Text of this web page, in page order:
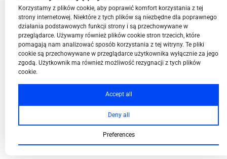
BPN-T Area
BPN-T Offer
Korzystamy z plików cookie, aby poprawić komfort korzystania z tej
strony internetowej. Niektóre z tych plików są niezbędne dla poprawnego
działania podstawowych funkcji strony i są przechowywane w
przeglądarce. Używamy również plików cookie stron trzecich, które
pomagają nam analizować sposób korzystania z tej witryny. Te pliki
cookie są przechowywane w przeglądarce użytkownika wyłącznie za jego
zgodą. Użytkownik ma również możliwość rezygnacji z tych plików
cookie.
Accept all
Deny all
Preferences